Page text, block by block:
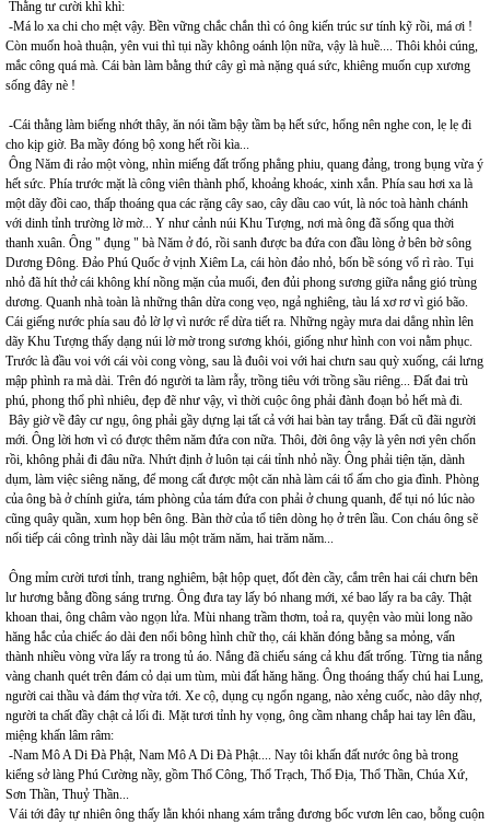
Thằng tư cười khì khì:
-Má lo xa chi cho mệt vậy. Bền vững chắc chắn thì có ông kiến trúc sư tính kỹ rồi, má ơi !
Còn muốn hoà thuận, yên vui thì tụi nầy không oánh lộn nữa, vậy là huề.... Thôi khỏi cúng,
mắc công quá mà. Cái bàn làm bằng thứ cây gì mà nặng quá sức, khiêng muốn cụp xương
sống đây nè !
-Cái thằng làm biếng nhớt thây, ăn nói tầm bậy tầm bạ hết sức, hổng nên nghe con, lẹ lẹ đi
cho kịp giờ. Ba mầy đóng bộ xong hết rồi kìa...
Ông Năm đi rảo một vòng, nhìn miếng đất trống phẳng phiu, quang đảng, trong bụng vừa ý
hết sức. Phía trước mặt là công viên thành phố, khoảng khoác, xinh xắn. Phía sau hơi xa là
một dãy đồi cao, thấp thoáng qua các rặng cây sao, cây dầu cao vút, là nóc toà hành chánh
với dinh tỉnh trường lờ mờ... Y như cảnh núi Khu Tượng, nơi mà ông đã sống qua thời
thanh xuân. Ông " đụng " bà Năm ở đó, rồi sanh được ba đứa con đầu lòng ở bên bờ sông
Dương Đông. Đảo Phú Quốc ở vịnh Xiêm La, cái hòn đảo nhỏ, bốn bề sóng vổ rì rào. Tụi
nhỏ đã hít thở cái không khí nồng mặn của muối, đen đủi phong sương giữa nắng gió trùng
dương. Quanh nhà toàn là những thân dừa cong vẹo, ngả nghiêng, tàu lá xơ rơ vì gió bão.
Cái giếng nước phía sau đỏ lờ lợ vì nước rể dừa tiết ra. Những ngày mưa dai dẳng nhìn lên
dãy Khu Tượng thấy dạng núi lờ mờ trong sương khói, giống như hình con voi nằm phục.
Trước là đầu voi với cái vòi cong vòng, sau là đuôi voi với hai chưn sau quỳ xuống, cái lưng
mập phình ra mà dài. Trên đó người ta làm rẫy, trồng tiêu với trồng sầu riêng... Đất đai trù
phú, phong thổ phì nhiêu, đẹp đẽ như vậy, vì thời cuộc ông phải đành đoạn bỏ hết mà đi.
Bây giờ về đây cư ngụ, ông phải gầy dựng lại tất cả với hai bàn tay trắng. Đất cũ đãi người
mới. Ông lời hơn vì có được thêm năm đứa con nữa. Thôi, đời ông vậy là yên nơi yên chốn
rồi, không phải đi đâu nữa. Nhứt định ở luôn tại cái tỉnh nhỏ nầy. Ông phải tiện tặn, dành
dụm, làm việc siêng năng, để mong cất được một căn nhà làm cái tổ ấm cho gia đình. Phòng
của ông bà ở chính giửa, tám phòng của tám đứa con phải ở chung quanh, để tụi nó lúc nào
cũng quây quần, xum họp bên ông. Bàn thờ của tổ tiên dòng họ ở trên lầu. Con cháu ông sẽ
nối tiếp cái công trình nầy dài lâu một trăm năm, hai trăm năm...
Ông mỉm cười tươi tỉnh, trang nghiêm, bật hộp quẹt, đốt đèn cầy, cắm trên hai cái chưn bên
lư hương bằng đồng sáng trưng. Ông đưa tay lấy bó nhang mới, xé bao lấy ra ba cây. Thật
khoan thai, ông châm vào ngọn lửa. Mùi nhang trầm thơm, toả ra, quyện vào mùi long não
hăng hắc của chiếc áo dài đen nổi bông hình chữ thọ, cái khăn đóng bằng sa mỏng, vấn
thành nhiều vòng vừa lấy ra trong tủ áo. Nắng đã chiếu sáng cả khu đất trống. Từng tia nắng
vàng chanh quét trên đám cỏ dại um tùm, mùi đất hăng hăng. Ông thoáng thấy chú hai Lung,
người cai thầu và đám thợ vừa tới. Xe cộ, dụng cụ ngổn ngang, nào xẻng cuốc, nào dây nhợ,
người ta chất đầy chật cả lối đi. Mặt tươi tỉnh hy vọng, ông cầm nhang chắp hai tay lên đầu,
miệng khấn lâm râm:
-Nam Mô A Di Đà Phật, Nam Mô A Di Đà Phật.... Nay tôi khấn đất nước ông bà trong
kiểng sở làng Phú Cường nầy, gồm Thổ Công, Thổ Trạch, Thổ Địa, Thổ Thần, Chúa Xứ,
Sơn Thần, Thuỷ Thần...
Vái tới đây tự nhiên ông thấy lằn khói nhang xám trắng đương bốc vươn lên cao, bỗng cuộn